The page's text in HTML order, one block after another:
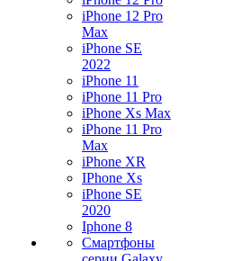
iPhone 12 Pro
Max
iPhone SE
2022
iPhone 11
iPhone 11 Pro
iPhone Xs Max
iPhone 11 Pro
Max
iPhone XR
IPhone Xs
iPhone SE
2020
Iphone 8
Смартфоны